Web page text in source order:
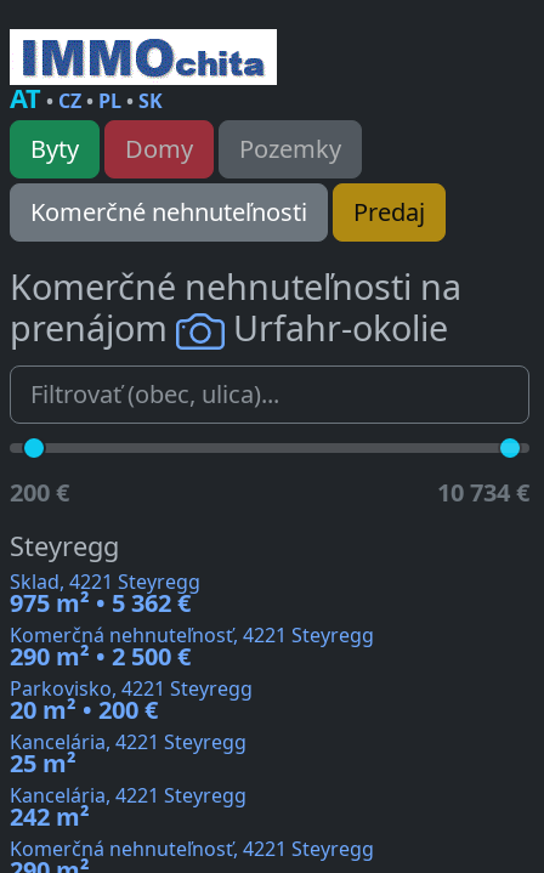
AT• CZ• PL•SK
Byty Domy
Pozemky
Komerčné nehnuteľnosti
Predaj
Komerčné nehnuteľnosti na
prenájom
Urfahr-okolie
200 € 10 734 €
Steyregg
Sklad, 4221 Steyregg
975 m² • 5 362 €
Komerčná nehnuteľnosť, 4221 Steyregg
290 m² • 2 500 €
Parkovisko, 4221 Steyregg
20 m² • 200 €
Kancelária, 4221 Steyregg
25 m²
Kancelária, 4221 Steyregg
242 m²
Komerčná nehnuteľnosť, 4221 Steyregg